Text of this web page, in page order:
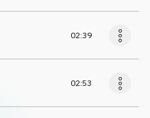
02:39
02:53